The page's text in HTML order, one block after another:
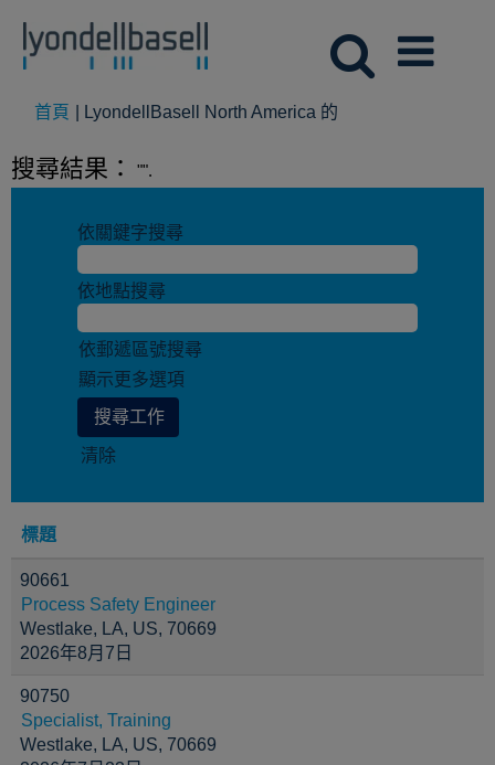
首頁 LyondellBasell North America 的
面)
搜尋結果： "".
依關鍵字搜尋
依地點搜尋
依郵遞區號搜尋
顯示更多選項
清除
標題
90661
Process Safety Engineer
Westlake, LA, US, 70669
2026年8月7日
90750
Specialist, Training
Westlake, LA, US, 70669